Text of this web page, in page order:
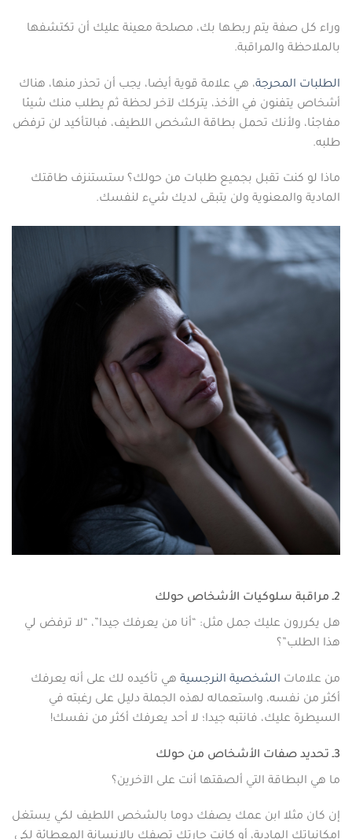
وراء كل صفة يتم ربطها بك، مصلحة معينة عليك أن تكتشفها
بالملاحظة والمراقبة.
الطلبات المحرجة، هي علامة قوية أيضا، يجب أن تحذر منها، هناك
أشخاص يتفنون في الأخذ، يتركك لآخر لحظة ثم يطلب منك شيئا
مفاجئا، ولأنك تحمل بطاقة الشخص اللطيف، فبالتأكيد لن ترفض
طلبه.
ماذا لو كنت تقبل بجميع طلبات من حولك؟ ستستنزف طاقتك
المادية والمعنوية ولن يتبقى لديك شيء لنفسك.
2ـ مراقبة سلوكيات الأشخاص حولك
هل يكررون عليك جمل مثل: “أنا من يعرفك جيدا”، “لا ترفض لي
هذا الطلب”؟
من علامات الشخصية النرجسية هي تأكيده لك على أنه يعرفك
أكثر من نفسه، واستعماله لهذه الجملة دليل على رغبته في
السيطرة عليك، فانتبه جيدا؛ لا أحد يعرفك أكثر من نفسك!
3ـ تحديد صفات الأشخاص من حولك
ما هي البطاقة التي ألصقتها أنت على الآخرين؟
إن كان مثلا ابن عمك يصفك دوما بالشخص اللطيف لكي يستغل